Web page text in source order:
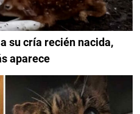
su cría recién nacida,
aparece